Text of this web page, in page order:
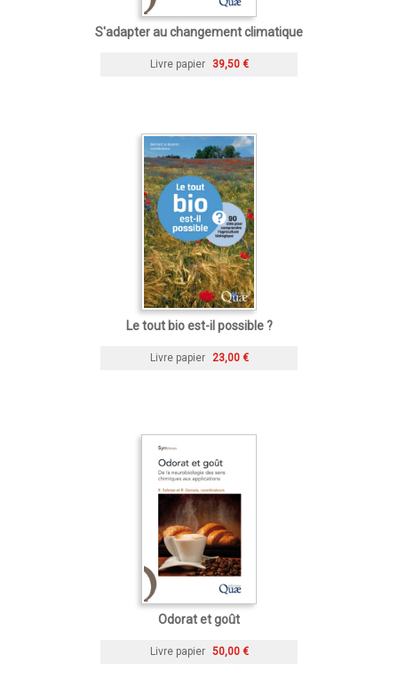
S'adapter au changement climatique
Livre papier 39,50 €
Le tout bio est-il possible ?
Livre papier 23,00 €
Odorat et goût
Livre papier 50,00 €